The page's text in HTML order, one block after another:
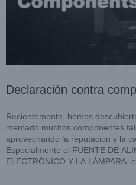
Declaración contra
Recientemente, hemos
mercado muchos componentes
aprovechando la reputación y la
Especialmente el FUENTE DE
ELECTRÓNICO Y LA LÁMPARA,